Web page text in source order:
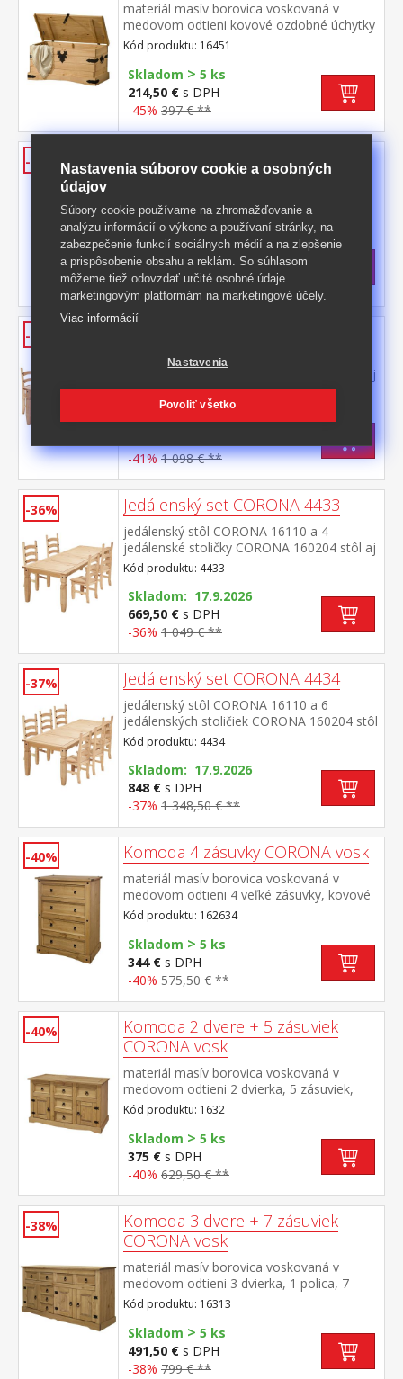
materiál masív borovica voskovaná v
medovom odtieni kovové ozdobné úchytky
a petlica súčasť zostavy Corona
Kód produktu: 16451
Skladom > 5 ks
214,50 € s DPH
-45% 397 € **
-43% Jedálenský stôl CORONA 16111
Kód produktu: 16111
Skladom>5 ks
286 €s DPH
-43% 504,50 € **
-41% Jedálenský set CORONA 4432
jedálenský stôl CORONA 16111 a 4
jedálenské stoličky CORONA 160204 stôl aj
stolička materiál masív borovica voskovaná
v medovom odtieni výška sedu stoličky 46
cm rozmer stola (š/h/v) 92 × 152 × 76 cm
cm súčasť zostavy Corona
Skladom: 17.9.2026
-41% 1 098 € **
-36% Jedálenský set CORONA 4433
jedálenský stôl CORONA 16110 a 4
jedálenské stoličky CORONA 160204 stôl aj
stolička materiál masív borovica voskovaná
v medovom odtieni výška sedu stoličky 46
cm rozmer stola (š/h/v) 92 × 178 × 76 cm
rozmer stoličky (š/h/v) 45 × 50 × 107
cm súčasť zostavy Corona
Kód produktu: 4433
Skladom: 17.9.2026
669,50 € s DPH
-36% 1 049 € **
-37% Jedálenský set CORONA 4434
jedálenský stôl CORONA 16110 a 6
jedálenských stoličiek CORONA 160204 stôl
aj stolička materiál masív borovica
voskovaná v medovom odtieni výška sedu
stoličky 46 cm rozmer stola (š/h/v) 92 × 178
× 76 cm rozmer stoličky (š/h/v) 45 × 50 ×
107 cm súčasť zostavy Corona
Kód produktu: 4434
Skladom: 17.9.2026
848 € s DPH
-37% 1 348,50 € **
-40% Komoda 4 zásuvky CORONA vosk
materiál masív borovica voskovaná v
medovom odtieni 4 veľké zásuvky, kovové
ozdobné úchytky súčasť zostavy Corona
Kód produktu: 162634
Skladom > 5 ks
344 € s DPH
-40% 575,50 € **
-40%
Komoda 2 dvere + 5 zásuviek
CORONA vosk
materiál masív borovica voskovaná v
medovom odtieni 2 dvierka, 5 zásuviek,
kovové ozdobné úchytky možné doplniť
nadstavcom Corona 16465 súčasť zostavy
Corona
Kód produktu: 1632
Skladom > 5 ks
375 € s DPH
-40% 629,50 € **
-38%
Komoda 3 dvere + 7 zásuviek
CORONA vosk
materiál masív borovica voskovaná v
medovom odtieni 3 dvierka, 1 polica, 7
zásuviek, kovové ozdobné úchytky súčasť
zostavy Corona
Kód produktu: 16313
Skladom > 5 ks
491,50 € s DPH
-38% 799 € **
Nastavenia súborov cookie a osobných
údajov
Súbory cookie používame na zhromažďovanie a
analýzu informácií o výkone a používaní stránky, na
zabezpečenie funkcií sociálnych médií a na zlepšenie
a prispôsobenie obsahu a reklám. So súhlasom
môžeme tiež odovzdať určité osobné údaje
marketingovým platformám na marketingové účely.
Viac informácií
Nastavenia
Povoliť všetko